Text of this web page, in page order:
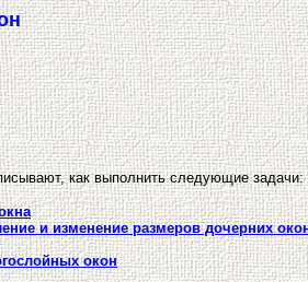
как выполнить следующие задачи:
и изменение размеров дочерних
окон